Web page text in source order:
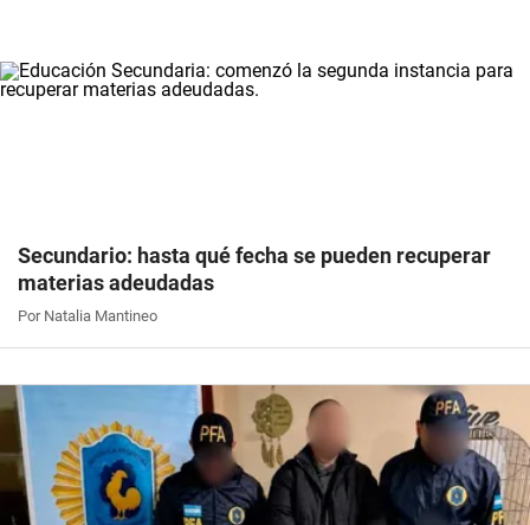
Secundario: hasta qué fecha se pueden recuperar
materias adeudadas
Por Natalia Mantineo